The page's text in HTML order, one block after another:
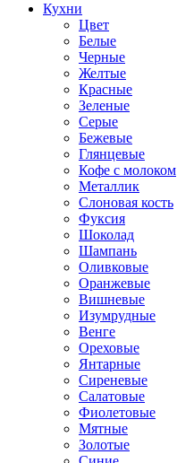
Кухни
Цвет
Белые
Черные
Желтые
Красные
Зеленые
Серые
Бежевые
Глянцевые
Кофе с молоком
Металлик
Слоновая кость
Фуксия
Шоколад
Шампань
Оливковые
Оранжевые
Вишневые
Изумрудные
Венге
Ореховые
Янтарные
Сиреневые
Салатовые
Фиолетовые
Мятные
Золотые